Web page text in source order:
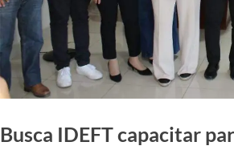
Busca IDEFT capacitar